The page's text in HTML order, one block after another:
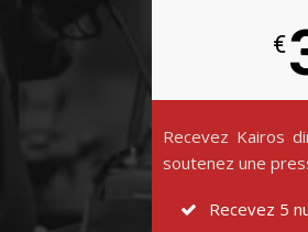
€
Recevez Kairos
soutenez une
Recevez 5